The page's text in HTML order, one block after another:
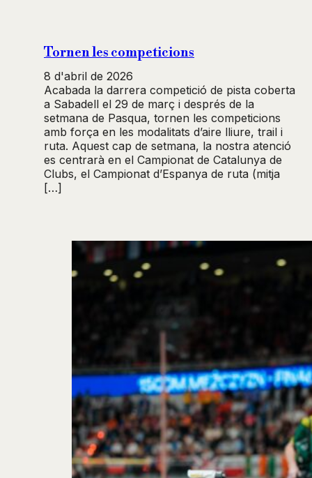
Tornen les competicions
8 d'abril de 2026
Acabada la darrera competició de pista coberta
a Sabadell el 29 de març i després de la
setmana de Pasqua, tornen les competicions
amb força en les modalitats d’aire lliure, trail i
ruta. Aquest cap de setmana, la nostra atenció
es centrarà en el Campionat de Catalunya de
Clubs, el Campionat d’Espanya de ruta (mitja
[…]